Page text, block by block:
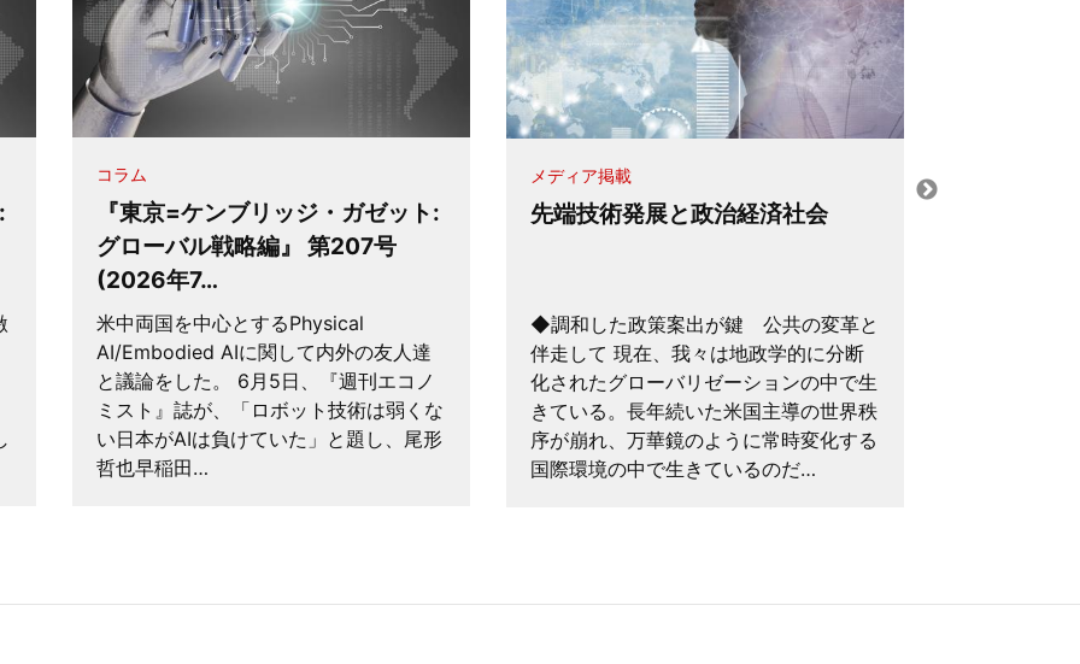
コラム
『東京=ケンブリッジ・ガゼット:
グローバル戦略編』 第207号
(2026年7…
米中両国を中心とするPhysical
AI/Embodied AIに関して内外の友人達
と議論をした。 6月5日、『週刊エコノ
ミスト』誌が、「ロボット技術は弱くな
い日本がAIは負けていた」と題し、尾形
哲也早稲田…
メディア掲載
先端技術発展と政治経済社会
◆調和した政策案出が鍵 公共の変革と
伴走して 現在、我々は地政学的に分断
化されたグローバリゼーションの中で生
きている。長年続いた米国主導の世界秩
序が崩れ、万華鏡のように常時変化する
国際環境の中で生きているのだ…